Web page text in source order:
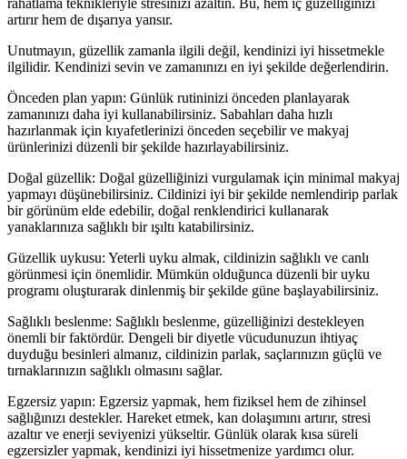
artırır hem de dışarıya yansır.
Unutmayın, güzellik zamanla ilgili değil, kendinizi iyi hissetmekle
ilgilidir. Kendinizi sevin ve zamanınızı en iyi şekilde değerlendirin.
Önceden plan yapın: Günlük rutininizi önceden planlayarak
zamanınızı daha iyi kullanabilirsiniz. Sabahları daha hızlı
hazırlanmak için kıyafetlerinizi önceden seçebilir ve makyaj
ürünlerinizi düzenli bir şekilde hazırlayabilirsiniz.
Doğal güzellik: Doğal güzelliğinizi vurgulamak için minimal makyaj
yapmayı düşünebilirsiniz. Cildinizi iyi bir şekilde nemlendirip parlak
bir görünüm elde edebilir, doğal renklendirici kullanarak
yanaklarınıza sağlıklı bir ışıltı katabilirsiniz.
Güzellik uykusu: Yeterli uyku almak, cildinizin sağlıklı ve canlı
görünmesi için önemlidir. Mümkün olduğunca düzenli bir uyku
programı oluşturarak dinlenmiş bir şekilde güne başlayabilirsiniz.
Sağlıklı beslenme: Sağlıklı beslenme, güzelliğinizi destekleyen
önemli bir faktördür. Dengeli bir diyetle vücudunuzun ihtiyaç
duyduğu besinleri almanız, cildinizin parlak, saçlarınızın güçlü ve
tırnaklarınızın sağlıklı olmasını sağlar.
Egzersiz yapın: Egzersiz yapmak, hem fiziksel hem de zihinsel
sağlığınızı destekler. Hareket etmek, kan dolaşımını artırır, stresi
azaltır ve enerji seviyenizi yükseltir. Günlük olarak kısa süreli
egzersizler yapmak, kendinizi iyi hissetmenize yardımcı olur.